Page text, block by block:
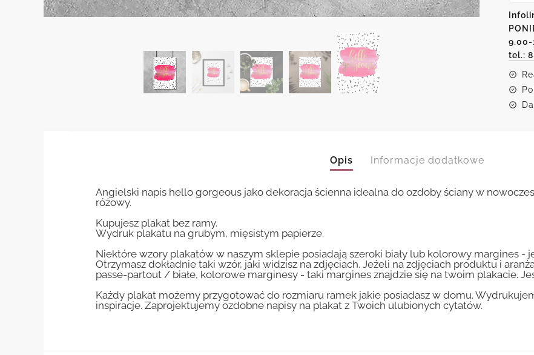
-
z
9.00-
tel.:
Opis Informacje dodatkowe
Angielski napis hello gorgeous jako dekoracja ścienna idealna do ozdoby ściany w
różowy.
Kupujesz plakat bez ramy.
Wydruk plakatu na grubym, mięsistym papierze.
Niektóre wzory plakatów w naszym sklepie posiadają szeroki biały lub kolorowy margines -
Otrzymasz dokładnie taki wzór, jaki widzisz na zdjęciach. Jeżeli na zdjęciach produktu i
passe-partout / białe, kolorowe marginesy - taki margines znajdzie się na twoim plakacie.
Każdy plakat możemy przygotować do rozmiaru ramek jakie posiadasz w domu.
inspiracje. Zaprojektujemy ozdobne napisy na plakat z Twoich ulubionych cytatów.